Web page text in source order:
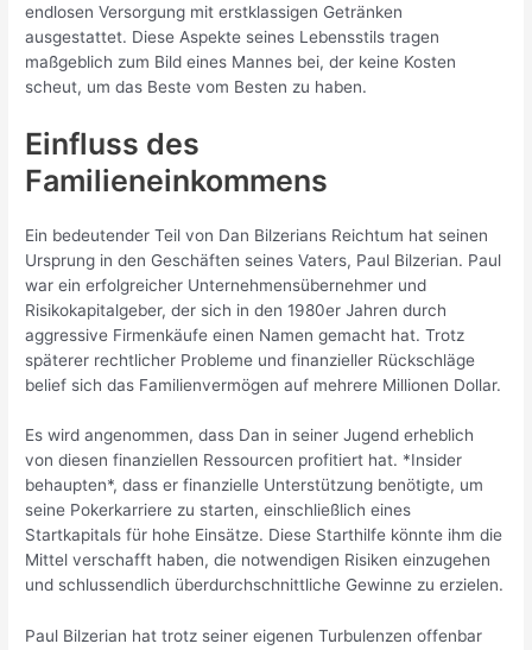
endlosen Versorgung mit erstklassigen Getränken
ausgestattet. Diese Aspekte seines Lebensstils tragen
maßgeblich zum Bild eines Mannes bei, der keine Kosten
scheut, um das Beste vom Besten zu haben.
Einfluss des
Familieneinkommens
Ein bedeutender Teil von Dan Bilzerians Reichtum hat seinen
Ursprung in den Geschäften seines Vaters, Paul Bilzerian. Paul
war ein erfolgreicher Unternehmensübernehmer und
Risikokapitalgeber, der sich in den 1980er Jahren durch
aggressive Firmenkäufe einen Namen gemacht hat. Trotz
späterer rechtlicher Probleme und finanzieller Rückschläge
belief sich das Familienvermögen auf mehrere Millionen Dollar.
Es wird angenommen, dass Dan in seiner Jugend erheblich
von diesen finanziellen Ressourcen profitiert hat. *Insider
behaupten*, dass er finanzielle Unterstützung benötigte, um
seine Pokerkarriere zu starten, einschließlich eines
Startkapitals für hohe Einsätze. Diese Starthilfe könnte ihm die
Mittel verschafft haben, die notwendigen Risiken einzugehen
und schlussendlich überdurchschnittliche Gewinne zu erzielen.
Paul Bilzerian hat trotz seiner eigenen Turbulenzen offenbar